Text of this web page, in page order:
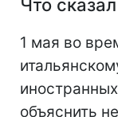
Что
1 мая во
объяснить